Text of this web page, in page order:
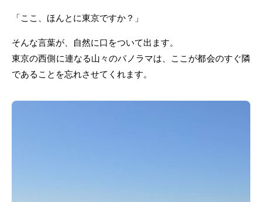
「ここ、ほんとに東京ですか？」
そんな言葉が、自然に口をついて出ます。
東京の西側に連なる山々のパノラマは、ここが都会のすぐ隣
であることを忘れさせてくれます。